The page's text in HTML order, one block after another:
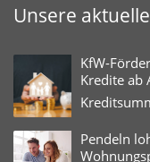
Unsere
KfW-
Kredite ab
Pendeln